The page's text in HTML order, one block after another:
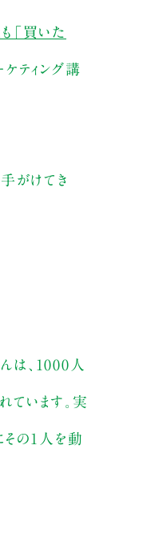
「買いた
ティング講
がけてき
は、1000人
ています。実
その1人を動